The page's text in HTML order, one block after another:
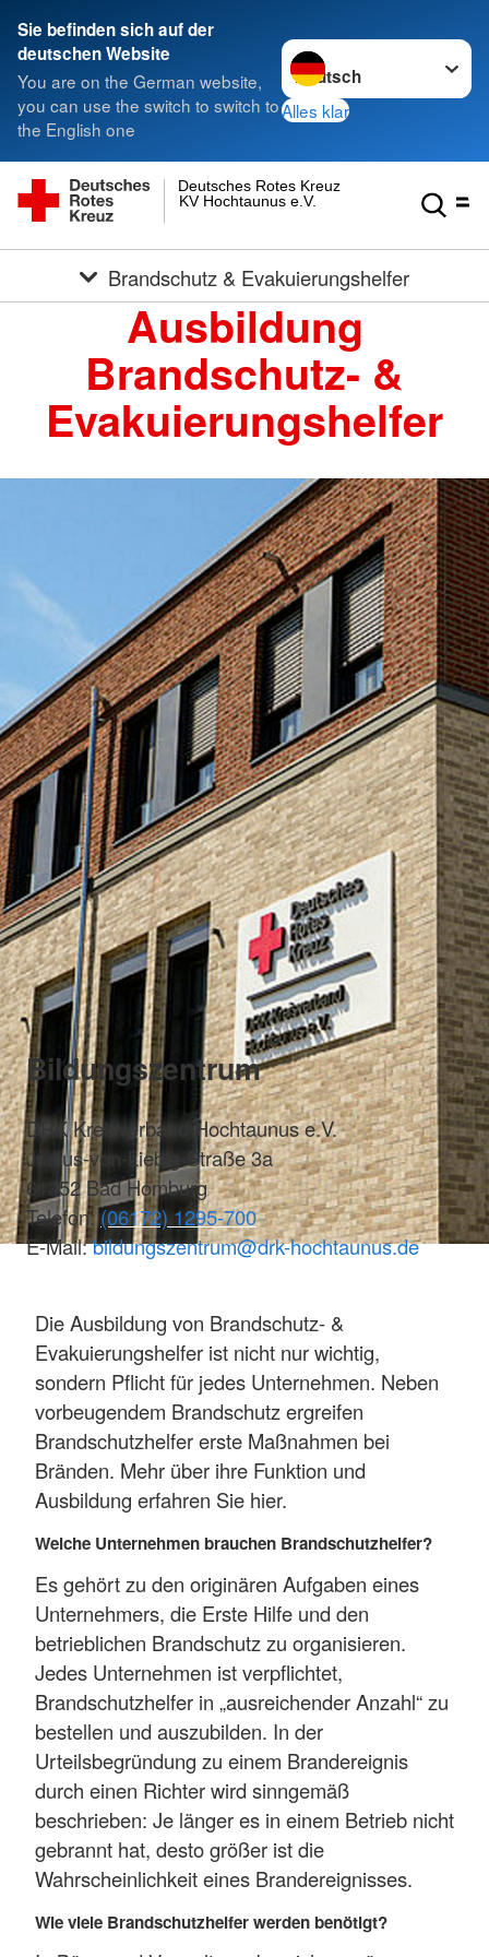
Sie befinden sich auf der
deutschen Website
You are on the German website,
you can use the switch to switch to
the English one
Sprache wechseln zu
Alles klar
KV Hochtaunus e.V.
Deutsches Rotes Kreuz
Brandschutz & Evakuierungshelfer
Ausbildung
Brandschutz- &
Evakuierungshelfer
Bildungszentrum
DRK Kreisverband Hochtaunus e.V.
Justus-von-Liebig-Straße 3a
61352 Bad Homburg
Telefon:(06172) 1295-700
E-Mail:bildungszentrum@drk-hochtaunus.de
Die Ausbildung von Brandschutz- &
Evakuierungshelfer ist nicht nur wichtig,
sondern Pflicht für jedes Unternehmen. Neben
vorbeugendem Brandschutz ergreifen
Brandschutzhelfer erste Maßnahmen bei
Bränden. Mehr über ihre Funktion und
Ausbildung erfahren Sie hier.
Welche Unternehmen brauchen Brandschutzhelfer?
Es gehört zu den originären Aufgaben eines
Unternehmers, die Erste Hilfe und den
betrieblichen Brandschutz zu organisieren.
Jedes Unternehmen ist verpflichtet,
Brandschutzhelfer in „ausreichender Anzahl“ zu
bestellen und auszubilden. In der
Urteilsbegründung zu einem Brandereignis
durch einen Richter wird sinngemäß
beschrieben: Je länger es in einem Betrieb nicht
gebrannt hat, desto größer ist die
Wahrscheinlichkeit eines Brandereignisses.
Wie viele Brandschutzhelfer werden benötigt?